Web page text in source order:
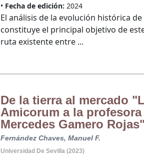
Fecha de edición: 2024
El análisis de la evolución histórica
constituye el principal objetivo de
ruta existente entre ...
De la tierra al mercado
Amicorum a la profesora
Mercedes Gamero Rojas"
Fernández Chaves, Manuel F.
Universidad De Sevilla (2023)